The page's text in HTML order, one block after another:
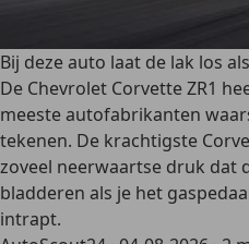
Bij deze auto laat de lak los
De Chevrolet Corvette ZR1
meeste autofabrikanten
tekenen. De krachtigste
zoveel neerwaartse druk dat
bladderen als je het
intrapt.